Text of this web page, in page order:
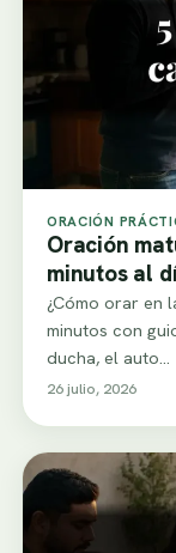
ORACIÓN
Oración
minutos al
¿Cómo orar en
minutos con
ducha, el auto…
26 julio, 2026